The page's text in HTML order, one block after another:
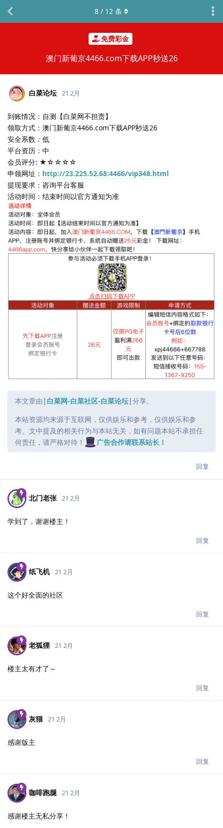
免费彩金
澳门新葡京4466.com下载APP秒送26
8 / 12 条
白菜论坛 21 2月
到账情况：自测【白菜网不担责】
领取方式：澳门新葡京4466.com下载APP秒送26
安全系数：低
平台资历：中
会员评分: ★☆☆☆☆
申领网址： http://23.225.52.68:4466/vip348.html
提现要求：咨询平台客服
活动时间：结束时间以官方通知为准
本文章由 |白菜网-白菜社区-白菜论坛|分享。
本站资源均来源于互联网，仅供娱乐和参考，仅供娱乐和参
考。文中提及的相关行为与本站无关，如有问题本站不承担任
何责任，请严格对待！
广告合作请联系站长！
回复
北门老张 21 2月
学到了，谢谢楼主！
回复
纸飞机 21 2月
这个好全面的社区
回复
老狐狸 21 2月
楼主太有才了～
回复
灰猫 21 2月
感谢版主
回复
咖啡跑腿 21 2月
感谢楼主无私分享！